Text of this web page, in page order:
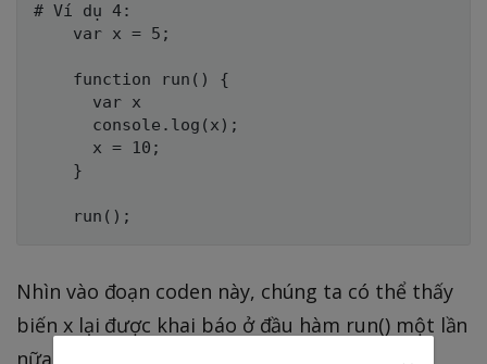
# Ví dụ 4:
    var x = 5;
    function run() {
      var x
      console.log(x);
      x = 10;
    }
Nhìn vào đoạn coden này, chúng ta có thể thấy
biến x lại được khai báo ở đầu hàm run() một lần